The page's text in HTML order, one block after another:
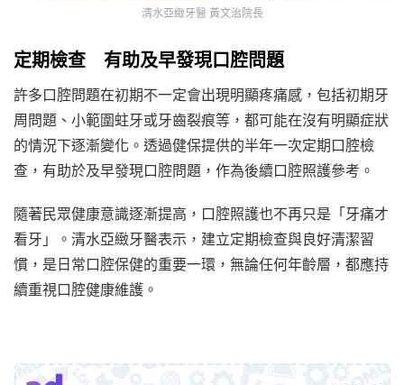
清水亞緻牙醫 黃文治院長
定期檢查 有助及早發現口腔問題
許多口腔問題在初期不一定會出現明顯疼痛感，包括初期牙
周問題、小範圍蛀牙或牙齒裂痕等，都可能在沒有明顯症狀
的情況下逐漸變化。透過健保提供的半年一次定期口腔檢
查，有助於及早發現口腔問題，作為後續口腔照護參考。
隨著民眾健康意識逐漸提高，口腔照護也不再只是「牙痛才
看牙」。清水亞緻牙醫表示，建立定期檢查與良好清潔習
慣，是日常口腔保健的重要一環，無論任何年齡層，都應持
續重視口腔健康維護。